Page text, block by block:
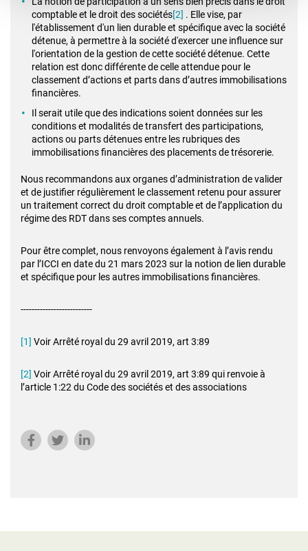
comptable et le droit des sociétés[2] . Elle vise, par
l'établissement d'un lien durable et spécifique avec la société
détenue, à permettre à la société d'exercer une influence sur
l'orientation de la gestion de cette société détenue. Cette
relation est donc différente de celle attendue pour le
classement d’actions et parts dans d’autres immobilisations
financières.
Il serait utile que des indications soient données sur les
conditions et modalités de transfert des participations,
actions ou parts détenues entre les rubriques des
immobilisations financières des placements de trésorerie.
Nous recommandons aux organes d’administration de valider
et de justifier régulièrement le classement retenu pour assurer
un traitement correct du droit comptable et de l’application du
régime des RDT dans ses comptes annuels.
Pour être complet, nous renvoyons également à l’avis rendu
par l’ICCI en date du 21 mars 2023 sur la notion de lien durable
et spécifique pour les autres immobilisations financières.
--------------------------
[1] Voir Arrêté royal du 29 avril 2019, art 3:89
[2] Voir Arrêté royal du 29 avril 2019, art 3:89 qui renvoie à
l’article 1:22 du Code des sociétés et des associations